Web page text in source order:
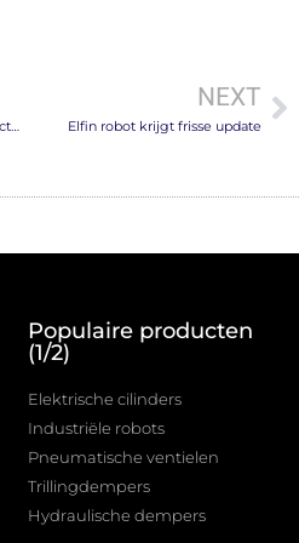
Pneumatische dempingsproducten van Airpot
NEXT
Elfin robot krijgt frisse update
Populaire producten
(1/2)
Elektrische cilinders
Industriële robots
Pneumatische ventielen
Trillingdempers
Hydraulische dempers